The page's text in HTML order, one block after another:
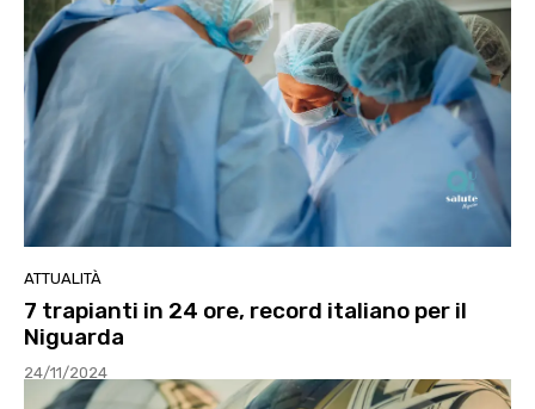
ATTUALITÀ
7 trapianti in 24 ore, record italiano per il
Niguarda
24/11/2024